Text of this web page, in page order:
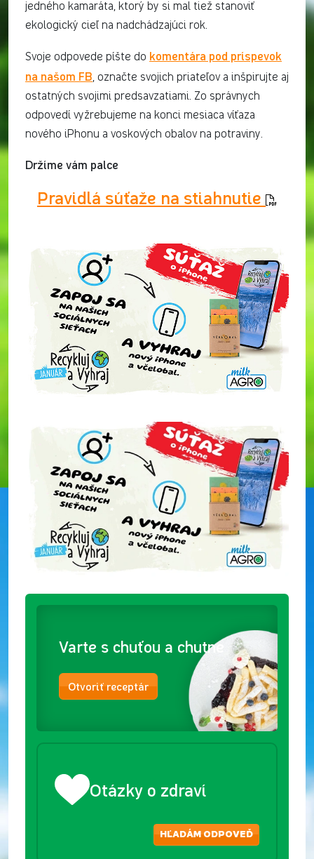
jedného kamaráta, ktorý by si mal tiež stanoviť
ekologický cieľ na nadchádzajúci rok.
Svoje odpovede píšte do komentára pod príspevok
na našom FB, označte svojich priateľov a inšpirujte aj
ostatných svojimi predsavzatiami. Zo správnych
odpovedí vyžrebujeme na konci mesiaca víťaza
nového iPhonu a voskových obalov na potraviny.
Držíme vám palce
Pravidlá súťaže na stiahnutie
Varte s chuťou a chutne
Otvoriť receptár
Otázky o zdraví
HĽADÁM ODPOVEĎ